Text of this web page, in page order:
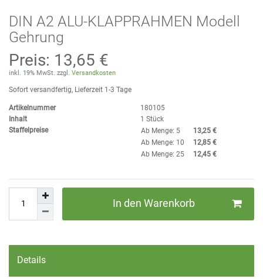
DIN A2 ALU-KLAPPRAHMEN Modell
Gehrung
Preis: 13,65 €
inkl. 19% MwSt. zzgl. Versandkosten
Sofort versandfertig, Lieferzeit 1-3 Tage
Artikelnummer
180105
Inhalt
1 Stück
Staffelpreise
Ab Menge: 5
13,25 €
Ab Menge: 10
12,85 €
Ab Menge: 25
12,45 €
In den Warenkorb
Details